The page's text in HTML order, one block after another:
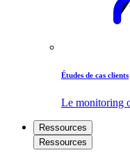
Études de cas clients
Le monitoring
Ressources
Ressources